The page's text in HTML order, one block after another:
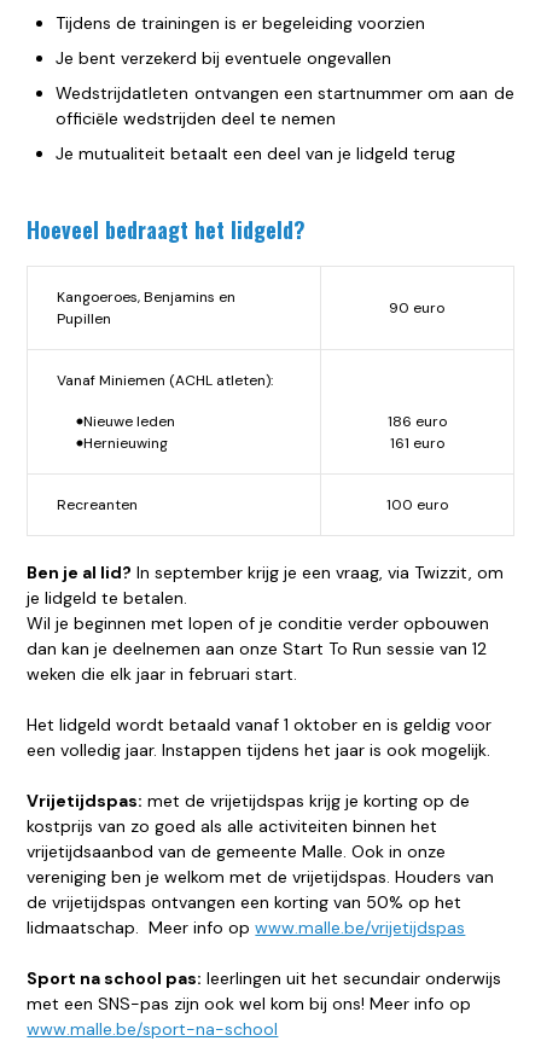
Tijdens de trainingen is er begeleiding voorzien
Je bent verzekerd bij eventuele ongevallen
Wedstrijdatleten ontvangen een startnummer om aan de
officiële wedstrijden deel te nemen
Je mutualiteit betaalt een deel van je lidgeld terug
Hoeveel bedraagt het lidgeld?
Kangoeroes, Benjamins en
Pupillen
90 euro
Vanaf Miniemen (ACHL atleten):
Nieuwe leden
Hernieuwing
186 euro
161 euro
Recreanten 100 euro
Ben je al lid? In september krijg je een vraag, via Twizzit, om
je lidgeld te betalen.
Wil je beginnen met lopen of je conditie verder opbouwen
dan kan je deelnemen aan onze Start To Run sessie van 12
weken die elk jaar in februari start.
Het lidgeld wordt betaald vanaf 1 oktober en is geldig voor
een volledig jaar. Instappen tijdens het jaar is ook mogelijk.
Vrijetijdspas: met de vrijetijdspas krijg je korting op de
kostprijs van zo goed als alle activiteiten binnen het
vrijetijdsaanbod van de gemeente Malle. Ook in onze
vereniging ben je welkom met de vrijetijdspas. Houders van
de vrijetijdspas ontvangen een korting van 50% op het
lidmaatschap. Meer info opwww.malle.be/vrijetijdspas
Sport na school pas: leerlingen uit het secundair onderwijs
met een SNS-pas zijn ook wel kom bij ons! Meer info op
www.malle.be/sport-na-school